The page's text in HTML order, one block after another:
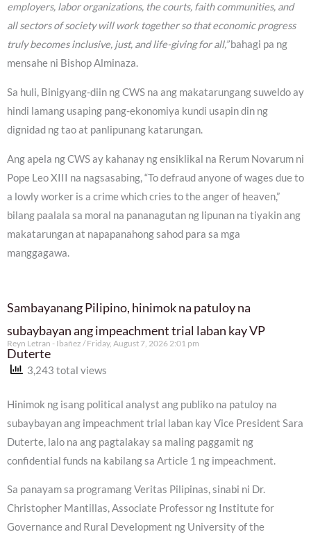
employers, labor organizations, the courts, faith communities, and
all sectors of society will work together so that economic progress
truly becomes inclusive, just, and life-giving for all,”bahagi pa ng
mensahe ni Bishop Alminaza.
Sa huli, Binigyang-diin ng CWS na ang makatarungang suweldo ay
hindi lamang usaping pang-ekonomiya kundi usapin din ng
dignidad ng tao at panlipunang katarungan.
Ang apela ng CWS ay kahanay ng ensiklikal na Rerum Novarum ni
Pope Leo XIII na nagsasabing, “To defraud anyone of wages due to
a lowly worker is a crime which cries to the anger of heaven,”
bilang paalala sa moral na pananagutan ng lipunan na tiyakin ang
makatarungan at napapanahong sahod para sa mga
manggagawa.
Sambayanang Pilipino, hinimok na patuloy na
subaybayan ang impeachment trial laban kay VP
Duterte
Reyn Letran - Ibañez Friday, August 7, 2026 2:01 pm
3,243 total views
Hinimok ng isang political analyst ang publiko na patuloy na
subaybayan ang impeachment trial laban kay Vice President Sara
Duterte, lalo na ang pagtalakay sa maling paggamit ng
confidential funds na kabilang sa Article 1 ng impeachment.
Sa panayam sa programang Veritas Pilipinas, sinabi ni Dr.
Christopher Mantillas, Associate Professor ng Institute for
Governance and Rural Development ng University of the